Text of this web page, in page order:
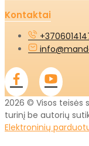
Kontaktai
2026 © Visos teisės
turinį be autorių
Elektroninių